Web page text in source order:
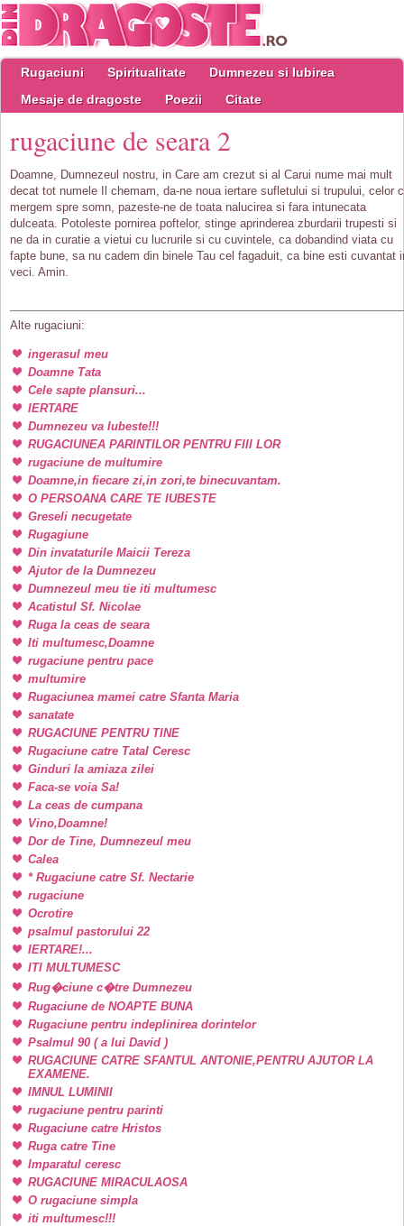
Rugaciuni Spiritualitate
Dumnezeu si Iubirea
Mesaje de dragoste
Poezii Citate
rugaciune de seara 2
Doamne, Dumnezeul nostru, in Care am crezut si al Carui nume mai mult
decat tot numele Il chemam, da-ne noua iertare sufletului si trupului, celor
mergem spre somn, pazeste-ne de toata nalucirea si fara intunecata
dulceata. Potoleste pornirea poftelor, stinge aprinderea zburdarii trupesti si
ne da in curatie a vietui cu lucrurile si cu cuvintele, ca dobandind viata cu
fapte bune, sa nu cadem din binele Tau cel fagaduit, ca bine esti cuvantat
veci. Amin.
Alte rugaciuni:
ingerasul meu
Doamne Tata
Cele sapte plansuri...
IERTARE
Dumnezeu va Iubeste!!!
RUGACIUNEA PARINTILOR PENTRU FIII LOR
rugaciune de multumire
Doamne,in fiecare zi,in zori,te binecuvantam.
O PERSOANA CARE TE IUBESTE
Greseli necugetate
Rugagiune
Din invataturile Maicii Tereza
Ajutor de la Dumnezeu
Dumnezeul meu tie iti multumesc
Acatistul Sf. Nicolae
Ruga la ceas de seara
Iti multumesc,Doamne
rugaciune pentru pace
multumire
Rugaciunea mamei catre Sfanta Maria
sanatate
RUGACIUNE PENTRU TINE
Rugaciune catre Tatal Ceresc
Ginduri la amiaza zilei
Faca-se voia Sa!
La ceas de cumpana
Vino,Doamne!
Dor de Tine, Dumnezeul meu
Calea
* Rugaciune catre Sf. Nectarie
rugaciune
Ocrotire
psalmul pastorului 22
IERTARE!...
ITI MULTUMESC
Rug�ciune c�tre Dumnezeu
Rugaciune de NOAPTE BUNA
Rugaciune pentru indeplinirea dorintelor
Psalmul 90 ( a lui David )
RUGACIUNE CATRE SFANTUL ANTONIE,PENTRU AJUTOR LA
EXAMENE.
IMNUL LUMINII
rugaciune pentru parinti
Rugaciune catre Hristos
Ruga catre Tine
Imparatul ceresc
RUGACIUNE MIRACULAOSA
O rugaciune simpla
iti multumesc!!!